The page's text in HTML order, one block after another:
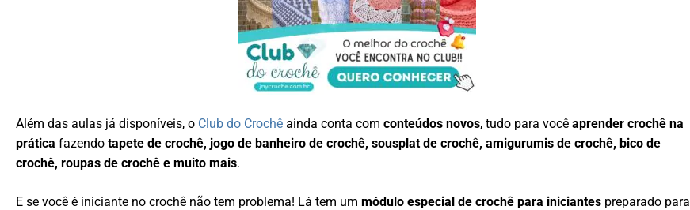
Além das aulas já disponíveis, o Club do Crochê ainda conta comconteúdos novos, tudo para vocêaprender crochê na
prática fazendotapete de crochê, jogo de banheiro de crochê, sousplat de crochê, amigurumis de crochê, bico de
crochê, roupas de crochê e muito mais.
E se você é iniciante no crochê não tem problema! Lá tem ummódulo especial de crochê para iniciantes preparado para